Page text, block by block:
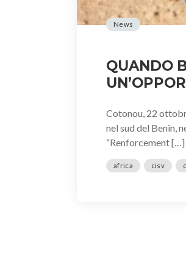
News
QUANDO
Cotonou, 22
nel sud del Benin,
“Renforcement […]
africa cisv